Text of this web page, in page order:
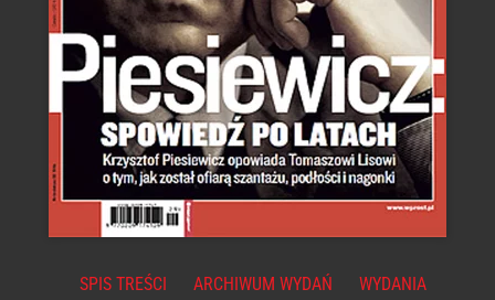
SPIS TREŚCI ARCHIWUM WYDAŃ
WYDANIA